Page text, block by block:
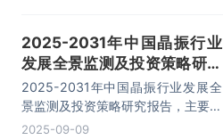
2025-2031年中国晶振行业
发展全景监测及投资策略研究
报告
2025-2031年中国晶振行业发展全
景监测及投资策略研究报告，主要包
括行业市场竞争格局、领先企业经营
2025-09-09